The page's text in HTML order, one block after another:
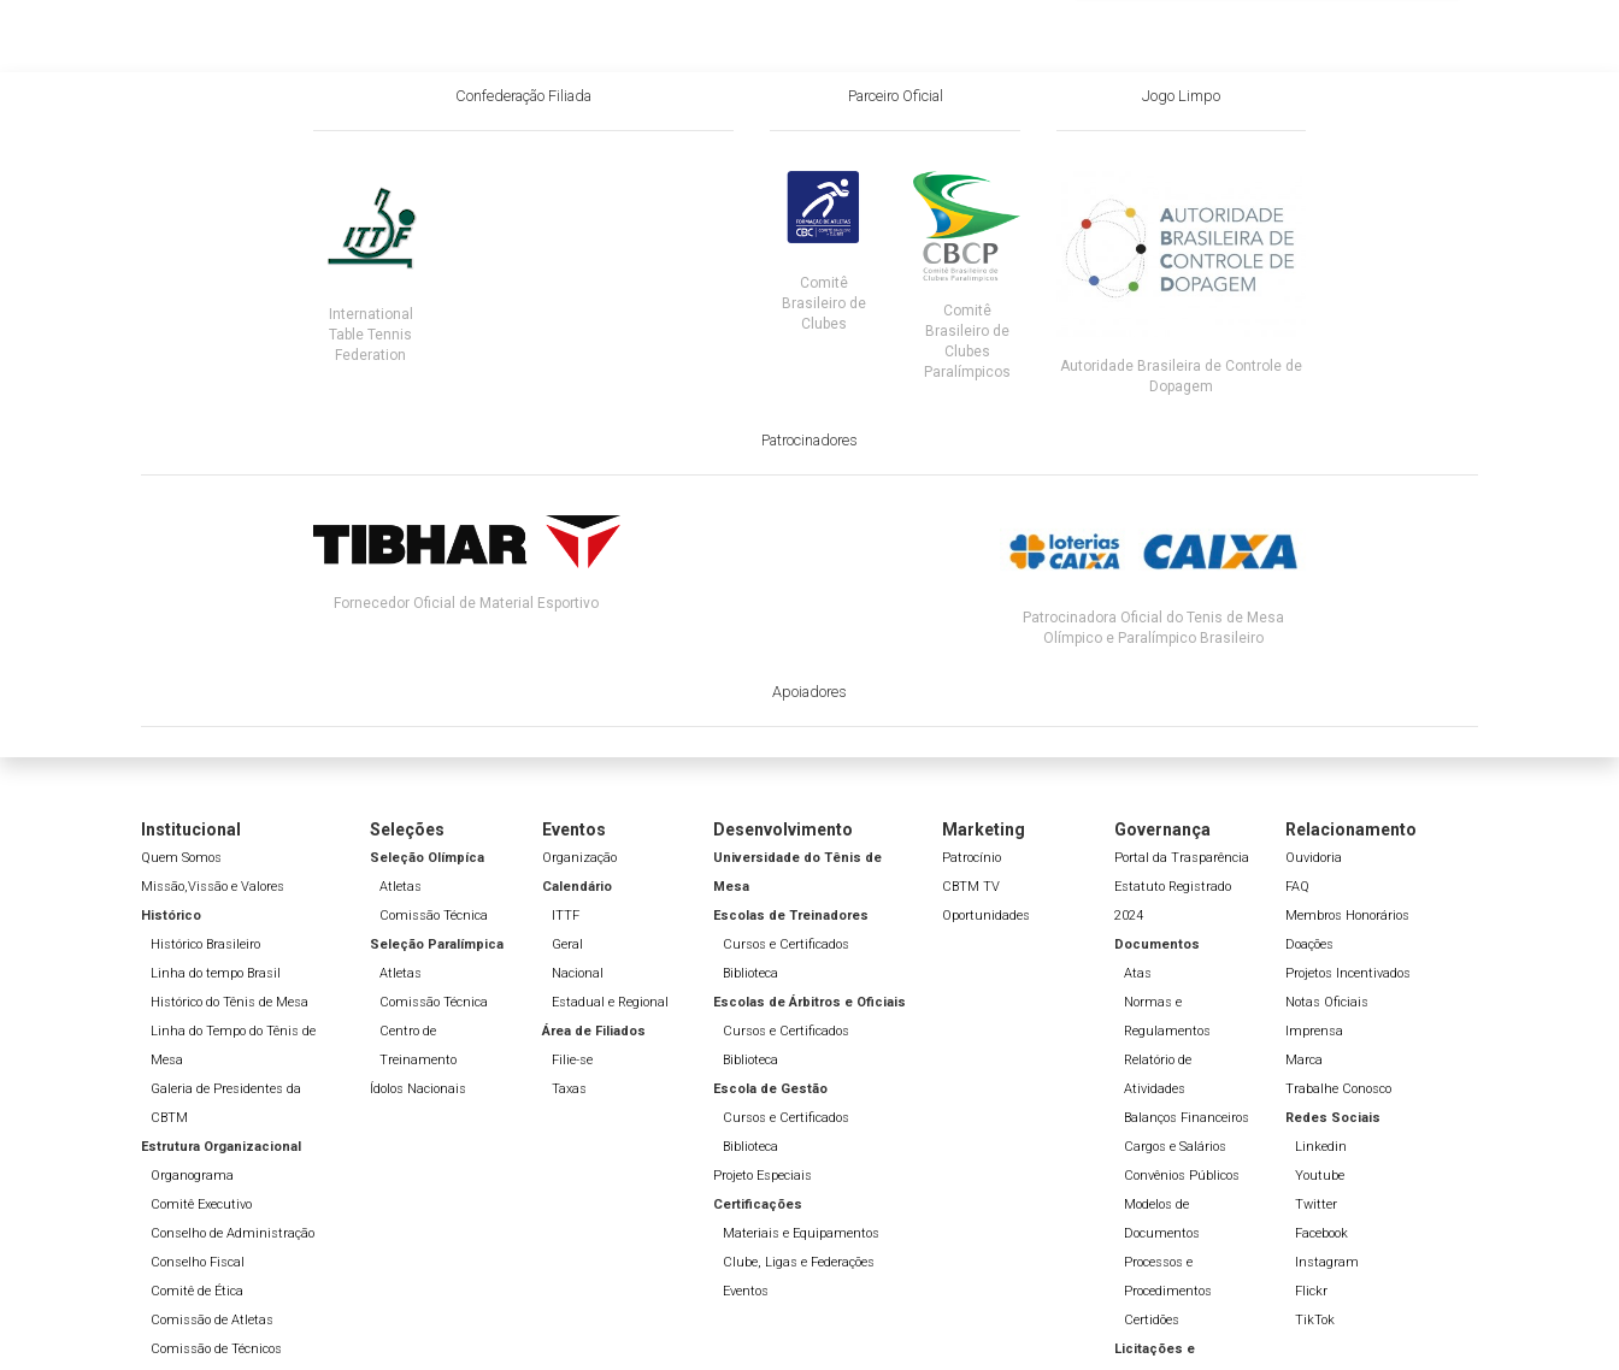
Confederação Filiada
International
Table Tennis
Federation
Parceiro Oficial
Comitê
Brasileiro de
Clubes
Comitê
Brasileiro de
Clubes
Paralímpicos
Jogo Limpo
Autoridade Brasileira de Controle de
Dopagem
Patrocinadores
Fornecedor Oficial de Material Esportivo
Patrocinadora Oficial do Tenis de Mesa
Olímpico e Paralímpico Brasileiro
Apoiadores
Institucional
Quem Somos
Missão,Vissão e Valores
Histórico
Histórico Brasileiro
Linha do tempo Brasil
Histórico do Tênis de Mesa
Linha do Tempo do Tênis de
Mesa
Galeria de Presidentes da
CBTM
Estrutura Organizacional
Organograma
Comitê Executivo
Conselho de Administração
Conselho Fiscal
Comitê de Ética
Comissão de Atletas
Comissão de Técnicos
Seleções
Seleção Olímpíca
Atletas
Comissão Técnica
Seleção Paralímpica
Atletas
Comissão Técnica
Centro de
Treinamento
Ídolos Nacionais
Eventos
Organização
Calendário
ITTF
Geral
Nacional
Estadual e Regional
Área de Filiados
Filie-se
Taxas
Desenvolvimento
Universidade do Tênis de
Mesa
Escolas de Treinadores
Cursos e Certificados
Biblioteca
Escolas de Árbitros e Oficiais
Cursos e Certificados
Biblioteca
Escola de Gestão
Cursos e Certificados
Biblioteca
Projeto Especiais
Certificações
Materiais e Equipamentos
Clube, Ligas e Federações
Eventos
Marketing
Patrocínio
CBTM TV
Oportunidades
Governança
Portal da Trasparência
Estatuto Registrado
2024
Documentos
Atas
Normas e
Regulamentos
Relatório de
Atividades
Balanços Financeiros
Cargos e Salários
Convênios Públicos
Modelos de
Documentos
Processos e
Procedimentos
Certidões
Licitações e
Relacionamento
Ouvidoria
FAQ
Membros Honorários
Doações
Projetos Incentivados
Notas Oficiais
Imprensa
Marca
Trabalhe Conosco
Redes Sociais
Linkedin
Youtube
Twitter
Facebook
Instagram
Flickr
TikTok